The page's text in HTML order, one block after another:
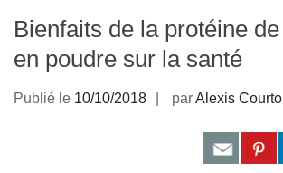
Bienfaits de la protéine
en poudre sur la santé
Publié le 10/10/2018 parAlexis